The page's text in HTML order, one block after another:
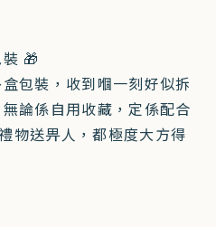
🎁
包裝，收到嗰一刻好似拆
論係自用收藏，定係配合
物送畀人，都極度大方得